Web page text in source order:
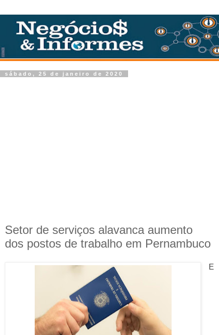
sábado, 25 de janeiro de 2020
Setor de serviços alavanca aumento
dos postos de trabalho em Pernambuco
E